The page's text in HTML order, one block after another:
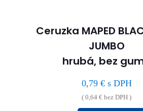
Ceruzka MAPED
JUMBO
hrubá, bez
0,79 €s DPH
(0,64€ bez DPH )